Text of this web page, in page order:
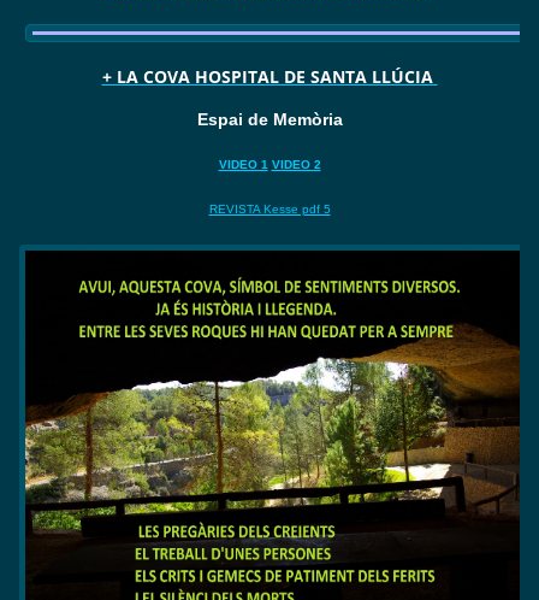
+ LA COVA HOSPITAL DE SANTA LLÚCIA
Espai de Memòria
VIDEO 1 VIDEO 2
REVISTA Kesse pdf 5